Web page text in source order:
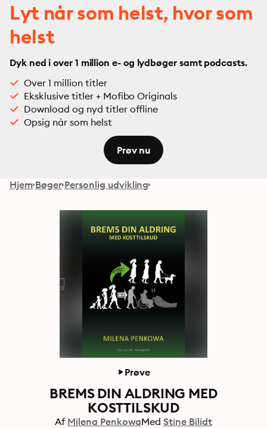
Lyt når som helst, hvor som
helst
Dyk ned i over 1 million e- og lydbøger samt podcasts.
Over 1 million titler
Eksklusive titler + Mofibo Originals
Download og nyd titler offline
Opsig når som helst
Prøv nu
Hjem Bøger Personlig udvikling
Prøve
BREMS DIN ALDRING MED
KOSTTILSKUD
Af Milena PenkowaMed Stine Bilidt